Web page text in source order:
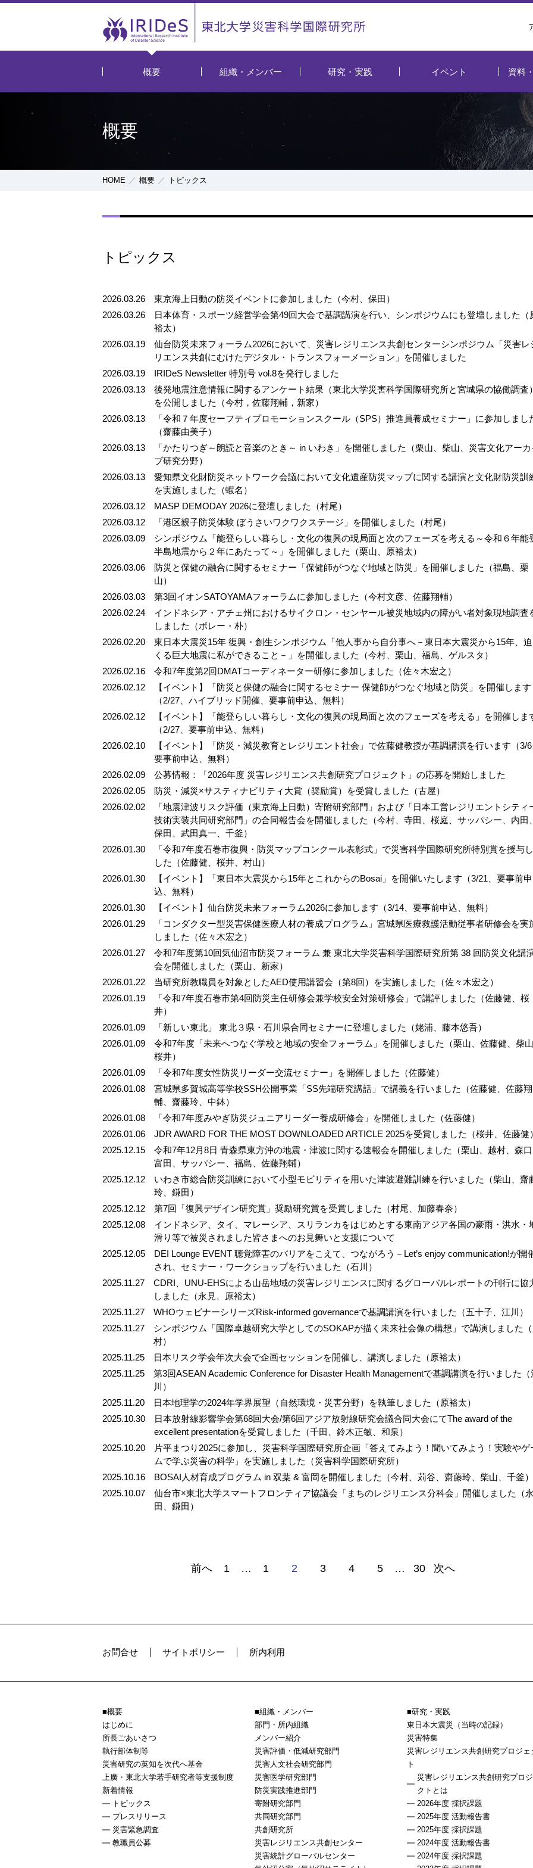
概要 組織・メンバー 研究・実践 イベント 資料
概要
HOME 概要 トピックス
トピックス
2026.03.26
東京海上日動の防災イベントに参加しました（今村、保田）
2026.03.26
日本体育・スポーツ経営学会第49回大会で基調講演を行い、シンポジウムにも登壇しました（
裕太）
2026.03.19
仙台防災未来フォーラム2026において、災害レジリエンス共創センターシンポジウム「災害レ
リエンス共創にむけたデジタル・トランスフォーメーション」を開催しました
2026.03.19
IRIDeS Newsletter 特別号 vol.8を発行しました
2026.03.13
後発地震注意情報に関するアンケート結果（東北大学災害科学国際研究所と宮城県の協働調査）
を公開しました（今村，佐藤翔輔，新家）
2026.03.13
「令和７年度セーフティプロモーションスクール（SPS）推進員養成セミナー」に参加しまし
（齋藤由美子）
2026.03.13
「かたりつぎ～朗読と音楽のとき～ in いわき」を開催しました（栗山、柴山、災害文化アーカ
ブ研究分野）
2026.03.13
愛知県文化財防災ネットワーク会議において文化遺産防災マップに関する講演と文化財防災訓
を実施しました（蝦名）
2026.03.12
MASP DEMODAY 2026に登壇しました（村尾）
2026.03.12
「港区親子防災体験 ぼうさいワクワクステージ」を開催しました（村尾）
2026.03.09
シンポジウム「能登らしい暮らし・文化の復興の現局面と次のフェーズを考える～令和６年能
半島地震から２年にあたって～」を開催しました（栗山、原裕太）
2026.03.06
防災と保健の融合に関するセミナー「保健師がつなぐ地域と防災」を開催しました（福島、栗
山）
2026.03.03
第3回イオンSATOYAMAフォーラムに参加しました（今村文彦、佐藤翔輔）
2026.02.24
インドネシア・アチェ州におけるサイクロン・センヤール被災地域内の障がい者対象現地調査
しました（ボレー・朴）
2026.02.20
東日本大震災15年 復興・創生シンポジウム「他人事から自分事へ－東日本大震災から15年、迫
くる巨大地震に私ができること－」を開催しました（今村、栗山、福島、ゲルスタ）
2026.02.16
令和7年度第2回DMATコーディネーター研修に参加しました（佐々木宏之）
2026.02.12
【イベント】「防災と保健の融合に関するセミナー 保健師がつなぐ地域と防災」を開催します
（2/27、ハイブリッド開催、要事前申込、無料）
2026.02.12
【イベント】「能登らしい暮らし・文化の復興の現局面と次のフェーズを考える」を開催しま
（2/27、要事前申込、無料）
2026.02.10
【イベント】「防災・減災教育とレジリエント社会」で佐藤健教授が基調講演を行います（3/6
要事前申込、無料）
2026.02.09
公募情報：「2026年度 災害レジリエンス共創研究プロジェクト」の応募を開始しました
2026.02.05
防災・減災×サスティナビリティ大賞（奨励賞）を受賞しました（古屋）
2026.02.02
「地震津波リスク評価（東京海上日動）寄附研究部門」および「日本工営レジリエントシティ
技術実装共同研究部門」の合同報告会を開催しました（今村、寺田、桜庭、サッパシー、内田、
保田、武田真一、千釜）
2026.01.30
「令和7年度石巻市復興・防災マップコンクール表彰式」で災害科学国際研究所特別賞を授与
した（佐藤健、桜井、村山）
2026.01.30
【イベント】「東日本大震災から15年とこれからのBosai」を開催いたします（3/21、要事前申
込、無料）
2026.01.30
【イベント】仙台防災未来フォーラム2026に参加します（3/14、要事前申込、無料）
2026.01.29
「コンダクター型災害保健医療人材の養成プログラム」宮城県医療救護活動従事者研修会を実
しました（佐々木宏之）
2026.01.27
令和7年度第10回気仙沼市防災フォーラム 兼 東北大学災害科学国際研究所第 38 回防災文化講
会を開催しました（栗山、新家）
2026.01.22
当研究所教職員を対象としたAED使用講習会（第8回）を実施しました（佐々木宏之）
2026.01.19
「令和7年度石巻市第4回防災主任研修会兼学校安全対策研修会」で講評しました（佐藤健、桜
井）
2026.01.09
「新しい東北」 東北３県・石川県合同セミナーに登壇しました（姥浦、藤本悠吾）
2026.01.09
令和7年度「未来へつなぐ学校と地域の安全フォーラム」を開催しました（栗山、佐藤健、柴山
桜井）
2026.01.09
「令和7年度女性防災リーダー交流セミナー」を開催しました（佐藤健）
2026.01.08
宮城県多賀城高等学校SSH公開事業「SS先端研究講話」で講義を行いました（佐藤健、佐藤翔
輔、齋藤玲、中鉢）
2026.01.08
「令和7年度みやぎ防災ジュニアリーダー養成研修会」を開催しました（佐藤健）
2026.01.06
JDR AWARD FOR THE MOST DOWNLOADED ARTICLE 2025を受賞しました（桜井、佐藤健）
2025.12.15
令和7年12月8日 青森県東方沖の地震・津波に関する速報会を開催しました（栗山、越村、森口
富田、サッパシー、福島、佐藤翔輔）
2025.12.12
いわき市総合防災訓練において小型モビリティを用いた津波避難訓練を行いました（柴山、齋
玲、鎌田）
2025.12.12
第7回「復興デザイン研究賞」奨励研究賞を受賞しました（村尾、加藤春奈）
2025.12.08
インドネシア、タイ、マレーシア、スリランカをはじめとする東南アジア各国の豪雨・洪水・
滑り等で被災されました皆さまへのお見舞いと支援について
2025.12.05
DEI Lounge EVENT 聴覚障害のバリアをこえて、つながろう－Let’s enjoy communication!が開
され、セミナー・ワークショップを行いました（石川）
2025.11.27
CDRI、UNU-EHSによる山岳地域の災害レジリエンスに関するグローバルレポートの刊行に協
しました（永見、原裕太）
2025.11.27
WHOウェビナーシリーズRisk-informed governanceで基調講演を行いました（五十子、江川）
2025.11.27
シンポジウム「国際卓越研究大学としてのSOKAPが描く未来社会像の構想」で講演しました
村）
2025.11.25
日本リスク学会年次大会で企画セッションを開催し、講演しました（原裕太）
2025.11.25
第3回ASEAN Academic Conference for Disaster Health Managementで基調講演を行いました（
川）
2025.11.20
日本地理学の2024年学界展望（自然環境・災害分野）を執筆しました（原裕太）
2025.10.30
日本放射線影響学会第68回大会/第6回アジア放射線研究会議合同大会にてThe award of the
excellent presentationを受賞しました（千田、鈴木正敏、和泉）
2025.10.20
片平まつり2025に参加し、災害科学国際研究所企画「答えてみよう！聞いてみよう！実験やゲ
ムで学ぶ災害の科学」を実施しました（災害科学国際研究所）
2025.10.16
BOSAI人材育成プログラム in 双葉 & 富岡を開催しました（今村、苅谷、齋藤玲、柴山、千釜）
2025.10.07
仙台市×東北大学スマートフロンティア協議会「まちのレジリエンス分科会」開催しました（永
田、鎌田）
前へ 1 … 1 2 3 4 5 … 30 次へ
お問合せ サイトポリシー 所内利用
概要
はじめに
所長ごあいさつ
執行部体制等
災害研究の英知を次代へ基金
上廣・東北大学若手研究者等支援制度
新着情報
トピックス
プレスリリース
災害緊急調査
教職員公募
組織・メンバー
部門・所内組織
メンバー紹介
災害評価・低減研究部門
災害人文社会研究部門
災害医学研究部門
防災実践推進部門
寄附研究部門
共同研究部門
共創研究所
災害レジリエンス共創センター
災害統計グローバルセンター
研究・実践
東日本大震災（当時の記録）
災害特集
災害レジリエンス共創研究プロジェ
ト
災害レジリエンス共創研究プロ
クトとは
2026年度 採択課題
2025年度 活動報告書
2025年度 採択課題
2024年度 活動報告書
2024年度 採択課題